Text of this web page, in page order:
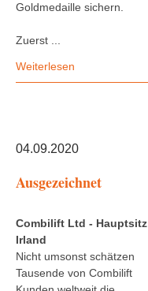
Goldmedaille sichern.
Zuerst ...
Weiterlesen
04.09.2020
Ausgezeichnet
Combilift Ltd - Hauptsitz
Irland
Nicht umsonst schätzen
Tausende von Combilift